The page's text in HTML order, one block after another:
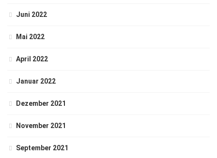
Juni 2022
Mai 2022
April 2022
Januar 2022
Dezember 2021
November 2021
September 2021